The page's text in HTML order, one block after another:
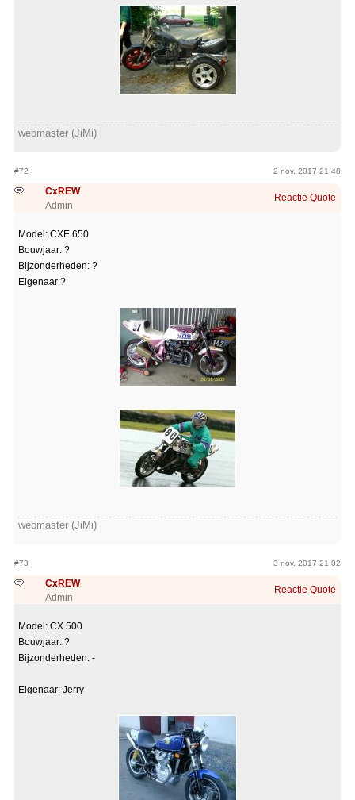
webmaster (JiMi)
#72 2 nov. 2017 21:48
CxREW
Admin
Reactie Quote
Model: CXE 650
Bouwjaar: ?
Bijzonderheden: ?
Eigenaar:?
webmaster (JiMi)
#73 3 nov. 2017 21:02
CxREW
Admin
Reactie Quote
Model: CX 500
Bouwjaar: ?
Bijzonderheden: -
Eigenaar: Jerry